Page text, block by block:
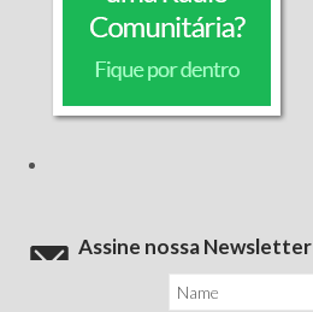
Assine nossa Newsletter